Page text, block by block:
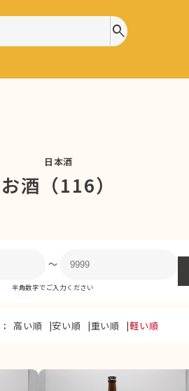
search
日本酒
お酒（116）
〜
半角数字でご入力ください
高い順 安い順 重い順 軽い順